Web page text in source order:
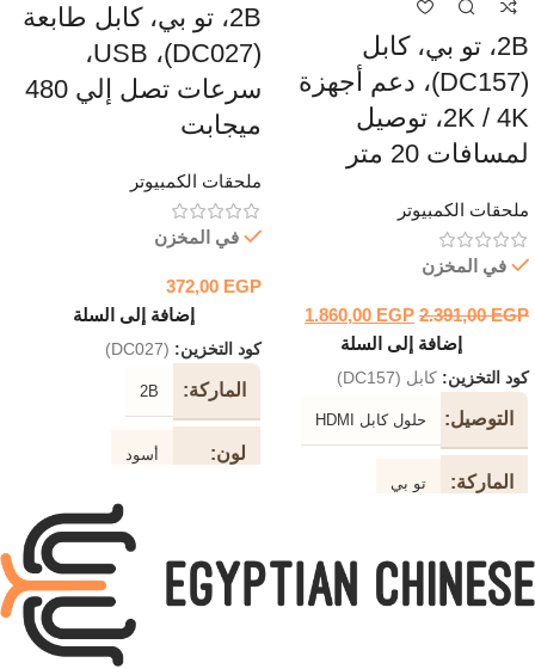
2B، تو بي، كابل
(DC157)، دعم أجهزة
2K / 4K، توصيل
لمسافات 20 متر
ملحقات الكمبيوتر
في المخزن
2.391,00EGP
1.860,00 EGP
إضافة إلى السلة
كود التخزين: كابل (DC157)
التوصيل حلول كابل HDMI
الماركة تو بي
جهاز
2K / 4K
2B، تو بي، كابل طابعة
(DC027)، USB،
سرعات تصل إلي 480
ميجابت
ملحقات الكمبيوتر
في المخزن
372,00 EGP
إضافة إلى السلة
كود التخزين: (DC027)
الماركة 2B
لون أسود
نوع
طابعة